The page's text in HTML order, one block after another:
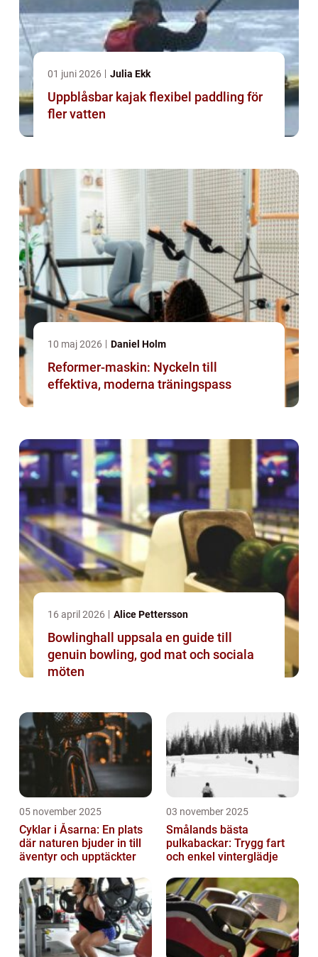
01 juni 2026 Julia Ekk
Uppblåsbar kajak flexibel paddling för
fler vatten
10 maj 2026 Daniel Holm
Reformer-maskin: Nyckeln till
effektiva, moderna träningspass
16 april 2026 Alice Pettersson
Bowlinghall uppsala en guide till
genuin bowling, god mat och sociala
möten
05 november 2025
Cyklar i Åsarna: En plats
där naturen bjuder in till
äventyr och upptäckter
03 november 2025
Smålands bästa
pulkabackar: Trygg fart
och enkel vinterglädje